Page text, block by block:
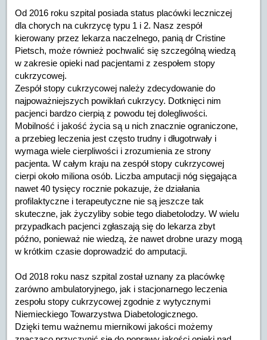
Od 2016 roku szpital posiada status placówki leczniczej
dla chorych na cukrzycę typu 1 i 2. Nasz zespół
kierowany przez lekarza naczelnego, panią dr Cristine
Pietsch, może również pochwalić się szczególną wiedzą
w zakresie opieki nad pacjentami z zespołem stopy
cukrzycowej.
Zespół stopy cukrzycowej należy zdecydowanie do
najpoważniejszych powikłań cukrzycy. Dotknięci nim
pacjenci bardzo cierpią z powodu tej dolegliwości.
Mobilność i jakość życia są u nich znacznie ograniczone,
a przebieg leczenia jest często trudny i długotrwały i
wymaga wiele cierpliwości i zrozumienia ze strony
pacjenta. W całym kraju na zespół stopy cukrzycowej
cierpi około miliona osób. Liczba amputacji nóg sięgająca
nawet 40 tysięcy rocznie pokazuje, że działania
profilaktyczne i terapeutyczne nie są jeszcze tak
skuteczne, jak życzyliby sobie tego diabetolodzy. W wielu
przypadkach pacjenci zgłaszają się do lekarza zbyt
późno, ponieważ nie wiedzą, że nawet drobne urazy mogą
w krótkim czasie doprowadzić do amputacji.
Od 2018 roku nasz szpital został uznany za placówkę
zarówno ambulatoryjnego, jak i stacjonarnego leczenia
zespołu stopy cukrzycowej zgodnie z wytycznymi
Niemieckiego Towarzystwa Diabetologicznego.
Dzięki temu ważnemu miernikowi jakości możemy